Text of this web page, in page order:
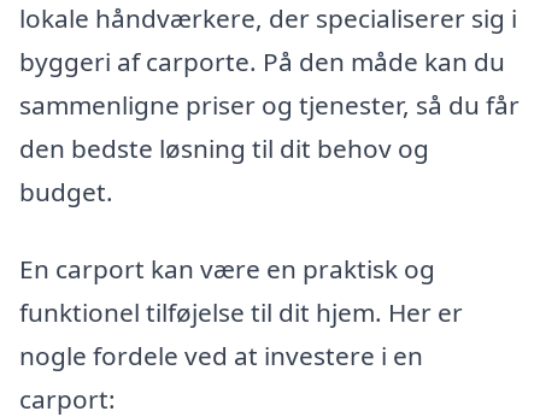
lokale håndværkere, der specialiserer sig i
byggeri af carporte. På den måde kan du
sammenligne priser og tjenester, så du får
den bedste løsning til dit behov og
budget.
En carport kan være en praktisk og
funktionel tilføjelse til dit hjem. Her er
nogle fordele ved at investere i en
carport: